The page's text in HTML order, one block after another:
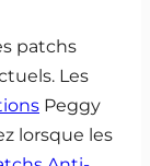
patchs
Les
Peggy
lorsque les